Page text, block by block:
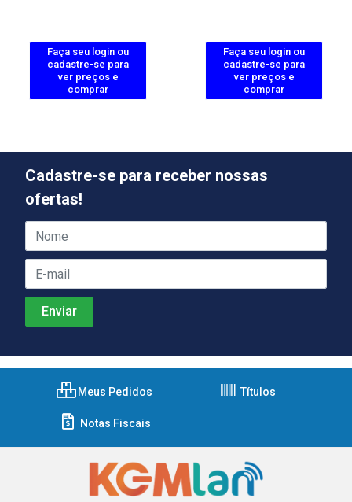
Faça seu login ou
cadastre-se para
ver preços e
comprar
Faça seu login ou
cadastre-se para
ver preços e
comprar
Cadastre-se para receber nossas
ofertas!
Meus Pedidos Títulos
Notas Fiscais